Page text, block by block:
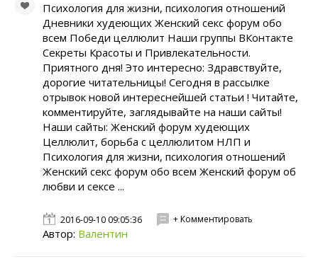
Психология для жизни, психология отношений
Дневники худеющих Женский секс форум обо
всем Победи целлюлит Наши группы ВКонтакте
Секреты Красоты и Привлекательности.
Приятного дня! Это интересно: Здравствуйте,
дорогие читательницы! Сегодня в рассылке
отрывок новой интереснейшей статьи ! Читайте,
комментируйте, заглядывайте на наши сайты!
Наши сайты: Женский форум худеющих
Целлюлит, борьба с целлюлитом НЛП и
Психология для жизни, психология отношений
Женский секс форум обо всем Женский форум об
любви и сексе ...
2016-09-10 09:05:36 + Комментировать
Автор: Валентин